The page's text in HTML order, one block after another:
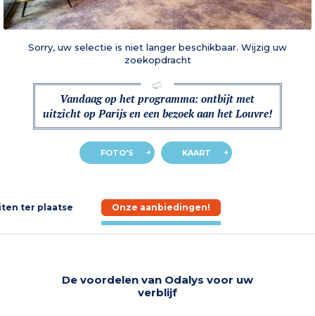
Sorry, uw selectie is niet langer beschikbaar. Wijzig uw
zoekopdracht
Vandaag op het programma: ontbijt met
uitzicht op Parijs en een bezoek aan het Louvre!
FOTO'S KAART
ter plaatse Onze aanbiedingen!
De voordelen van Odalys voor uw
verblijf